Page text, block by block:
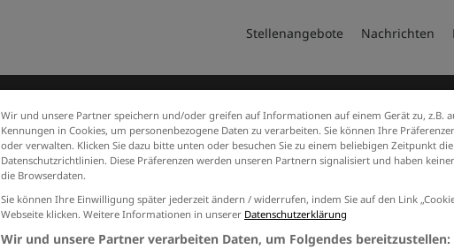
Stellenangebote Nachrichten
Jobs von druckzentrum-
Wir und unsere Partner speichern und/oder greifen auf Informationen auf einem Gerät zu, z.B.
Kennungen in Cookies, um personenbezogene Daten zu verarbeiten. Sie können Ihre
oder verwalten. Klicken Sie dazu bitte unten oder besuchen Sie zu einem beliebigen Zeitpunkt
Datenschutzrichtlinien. Diese Präferenzen werden unseren Partnern signalisiert und haben
die Browserdaten.
Sie können Ihre Einwilligung später jederzeit ändern / widerrufen, indem Sie auf den Link
Webseite klicken. Weitere Informationen in unserer Datenschutzerklärung
Wir und unsere Partner verarbeiten Daten, um Folgendes bereitzustellen: